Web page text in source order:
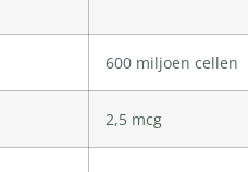
600 miljoen cellen
2,5 mcg